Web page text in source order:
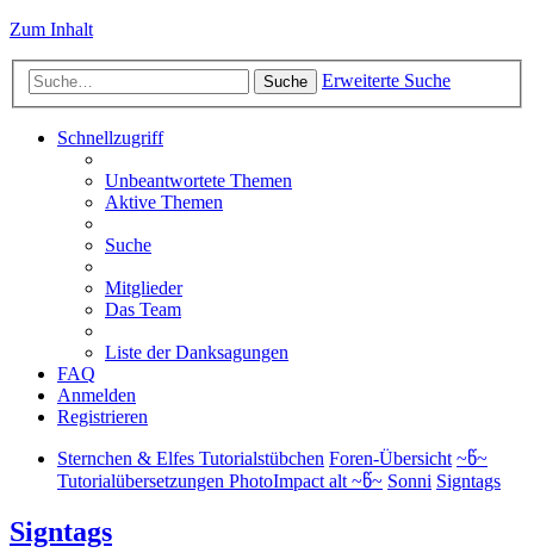
Zum Inhalt
Suche Erweiterte Suche
Schnellzugriff
Unbeantwortete Themen
Aktive Themen
Suche
Mitglieder
Das Team
Liste der Danksagungen
FAQ
Anmelden
Registrieren
Sternchen & Elfes Tutorialstübchen Foren-Übersicht ~წ~
Tutorialübersetzungen PhotoImpact alt ~წ~ Sonni Signtags
Signtags